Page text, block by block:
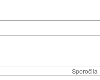
Sporočila